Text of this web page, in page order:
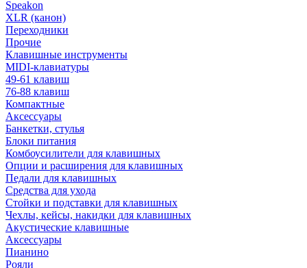
Speakon
XLR (канон)
Переходники
Прочие
Клавишные инструменты
MIDI-клавиатуры
49-61 клавиш
76-88 клавиш
Компактные
Аксессуары
Банкетки, стулья
Блоки питания
Комбоусилители для клавишных
Опции и расширения для клавишных
Педали для клавишных
Средства для ухода
Стойки и подставки для клавишных
Чехлы, кейсы, накидки для клавишных
Акустические клавишные
Аксессуары
Пианино
Рояли